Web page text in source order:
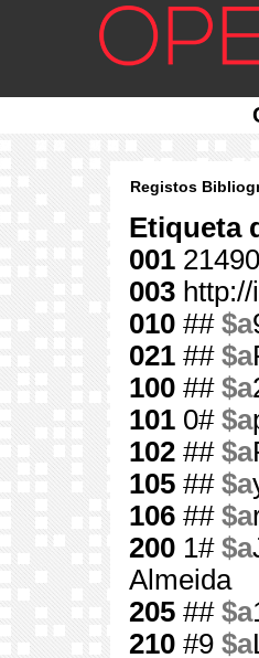
Registos
Etiqueta
001
003
010 ## $a
021 ## $a
100 ## $a
101 0# $a
102 ## $a
105 ## $a
106 ## $a
200 1# $a
Almeida
205 ## $a
210 #9 $a